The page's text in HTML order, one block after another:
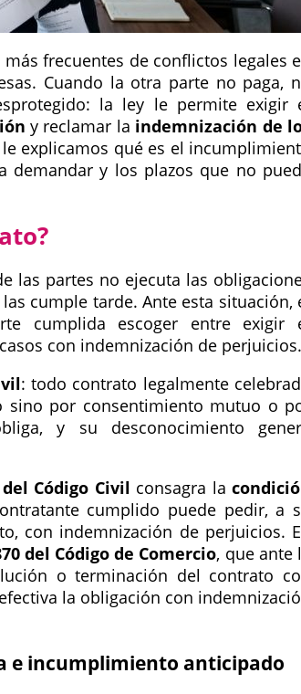
frecuentes de conflictos legales
Cuando la otra parte no paga,
la ley le permite exigir
y reclamar la indemnización de
le explicamos qué es el
demandar y los plazos que no
las partes no ejecuta las
cumple tarde. Ante esta situación,
cumplida escoger entre exigir
con indemnización de perjuicios.
: todo contrato legalmente
sino por consentimiento mutuo o
y su desconocimiento
Código Civil consagra la
cumplido puede pedir, a
con indemnización de perjuicios.
del Código de Comercio, que ante
o terminación del contrato
la obligación con
e incumplimiento anticipado